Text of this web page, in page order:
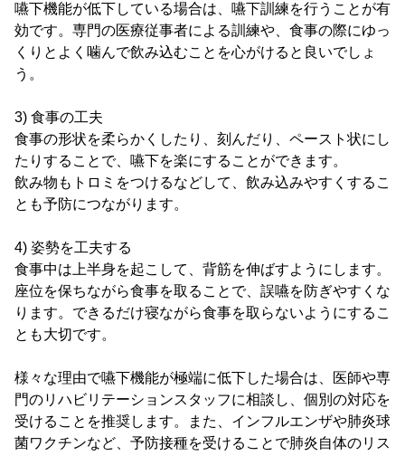
嚥下機能が低下している場合は、嚥下訓練を行うことが有
効です。専門の医療従事者による訓練や、食事の際にゆっ
くりとよく噛んで飲み込むことを心がけると良いでしょ
う。
3) 食事の工夫
食事の形状を柔らかくしたり、刻んだり、ペースト状にし
たりすることで、嚥下を楽にすることができます。
飲み物もトロミをつけるなどして、飲み込みやすくするこ
とも予防につながります。
4) 姿勢を工夫する
食事中は上半身を起こして、背筋を伸ばすようにします。
座位を保ちながら食事を取ることで、誤嚥を防ぎやすくな
ります。できるだけ寝ながら食事を取らないようにするこ
とも大切です。
様々な理由で嚥下機能が極端に低下した場合は、医師や専
門のリハビリテーションスタッフに相談し、個別の対応を
受けることを推奨します。また、インフルエンザや肺炎球
菌ワクチンなど、予防接種を受けることで肺炎自体のリス